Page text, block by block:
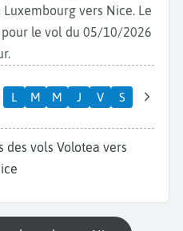
vers Nice. Le
le vol du 05/10/2026
L M M J V S